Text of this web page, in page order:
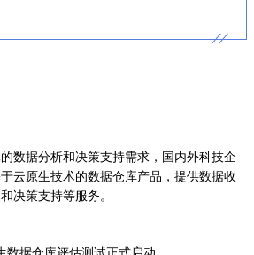
数据分析和决策支持需求，国内外科技企
云原生技术的数据仓库产品，提供数据收
决策支持等服务。